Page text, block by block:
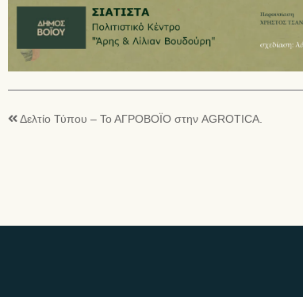
Δελτίο Τύπου – Το ΑΓΡΟΒΟΪΟ στην AGROTICA.